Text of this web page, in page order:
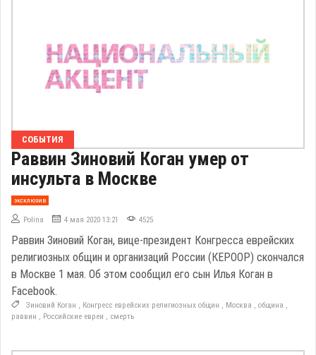
СОБЫТИЯ
Раввин Зиновий Коган умер от
инсульта в Москве
эксклюзив
Polina 4 мая 2020 13:21 4525
Раввин Зиновий Коган, вице-президент Конгресса еврейских
религиозных общин и организаций России (КЕРООР) скончался
в Москве 1 мая. Об этом сообщил его сын Илья Коган в
Facebook.
Зиновий Коган , Конгресс еврейских религиозных общин , Москва , община ,
раввин , Российские евреи , смерть